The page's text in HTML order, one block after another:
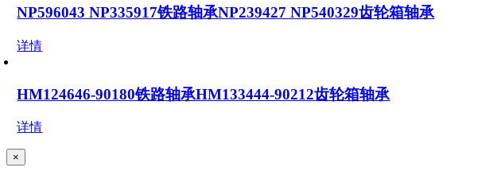
NP596043 NP335917铁路轴承NP239427 NP540329齿轮箱轴承
详情
HM124646-90180铁路轴承HM133444-90212齿轮箱轴承
详情
关
×